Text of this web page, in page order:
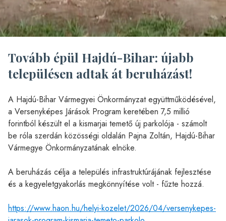
Tovább épül Hajdú-Bihar: újabb
településen adtak át beruházást!
A Hajdú-Bihar Vármegyei Önkormányzat együttműködésével,
a Versenyképes Járások Program keretében 7,5 millió
forintból készült el a kismarjai temető új parkolója - számolt
be róla szerdán közösségi oldalán Pajna Zoltán, Hajdú-Bihar
Vármegye Önkormányzatának elnöke.
A beruházás célja a település infrastruktúrájának fejlesztése
és a kegyeletgyakorlás megkönnyítése volt - fűzte hozzá.
https://www.haon.hu/helyi-kozelet/2026/04/versenykepes-